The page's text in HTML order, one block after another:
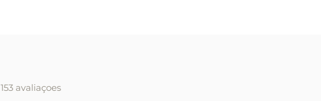
153 avaliaçoes